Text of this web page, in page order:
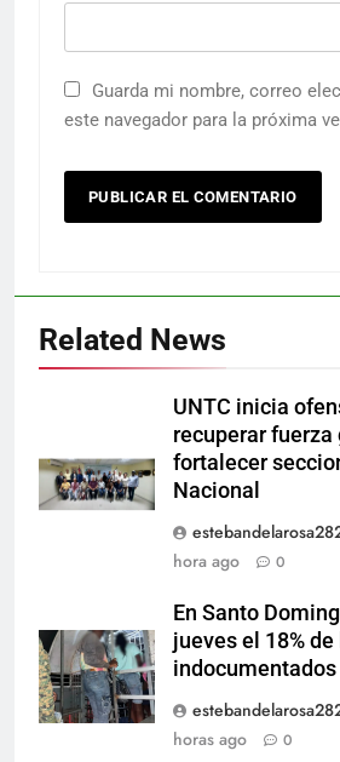
Guarda mi nombre, correo
este navegador para la próxima
Related News
UNTC inicia
recuperar fuerza
fortalecer
Nacional
hora ago
0
En Santo
jueves el 18%
indocumentados
horas ago
0